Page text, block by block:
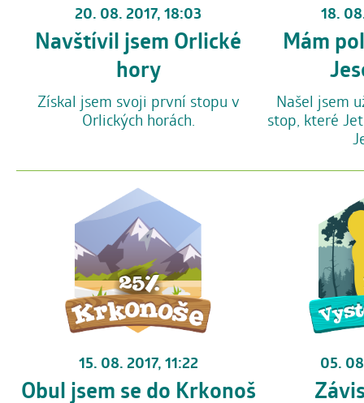
20. 08. 2017, 18:03
Navštívil jsem Orlické
hory
Získal jsem svoji první stopu v
Orlických horách.
18.
Mám
Našel jsem
stop, které
15. 08. 2017, 11:22
Obul jsem se do Krkonoš
05.